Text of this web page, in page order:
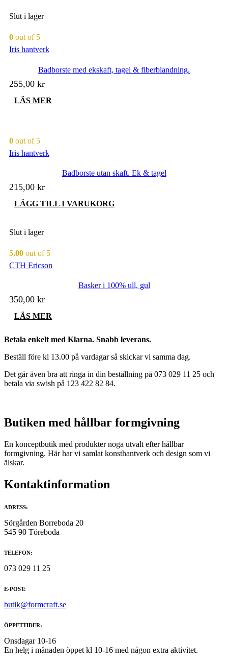
Slut i lager
0 out of 5
Iris hantverk
Badborste med ekskaft, tagel & fiberblandning.
255,00 kr
LÄS MER
0 out of 5
Iris hantverk
Badborste utan skaft. Ek & tagel
215,00 kr
LÄGG TILL I VARUKORG
Slut i lager
5.00 out of 5
CTH Ericson
Basker i 100% ull, gul
350,00 kr
LÄS MER
Betala enkelt med Klarna. Snabb leverans.
Beställ före kl 13.00 på vardagar så skickar vi samma dag.
Det går även bra att ringa in din beställning på 073 029 11 25 och
betala via swish på 123 422 82 84.
Butiken med hållbar formgivning
En konceptbutik med produkter noga utvalt efter hållbar
formgivning. Här har vi samlat konsthantverk och design som vi
älskar.
Kontaktinformation
ADRESS:
Sörgården Borreboda 20
545 90 Töreboda
TELEFON:
073 029 11 25
E-POST:
butik@formcraft.se
ÖPPETTIDER:
Onsdagar 10-16
En helg i månaden öppet kl 10-16 med någon extra aktivitet.